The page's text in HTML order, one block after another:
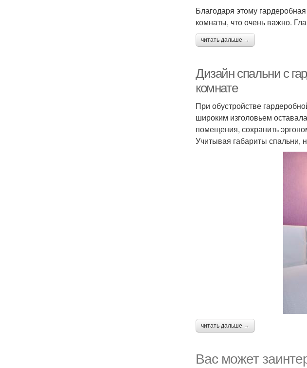
Благодаря этому
комнаты, что очень важно.
читать дальше →
Дизайн спальни с
комнате
При обустройстве
широким изголовьем
помещения, сохранить
Учитывая габариты спальни,
читать дальше →
Вас может